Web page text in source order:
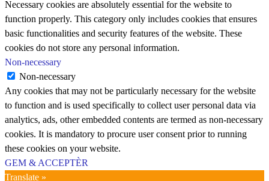
Necessary cookies are absolutely essential for the website to
function properly. This category only includes cookies that ensures
basic functionalities and security features of the website. These
cookies do not store any personal information.
Non-necessary
Non-necessary
Any cookies that may not be particularly necessary for the website
to function and is used specifically to collect user personal data via
analytics, ads, other embedded contents are termed as non-necessary
cookies. It is mandatory to procure user consent prior to running
these cookies on your website.
GEM & ACCEPTÈR
Translate »